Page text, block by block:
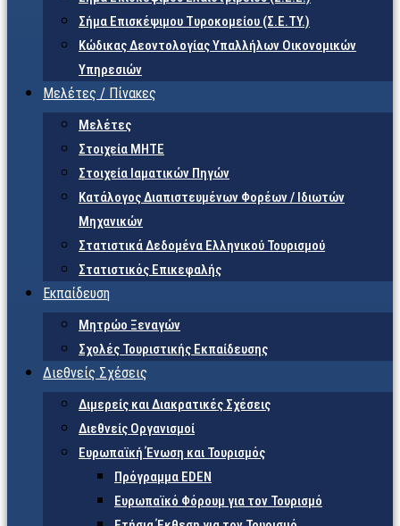
Σήμα Επισκέψιμου Τυροκομείου (Σ.Ε.TY.)
Κώδικας Δεοντολογίας Υπαλλήλων Οικονομικών
Υπηρεσιών
Μελέτες / Πίνακες
Μελέτες
Στοιχεία ΜΗΤΕ
Στοιχεία Ιαματικών Πηγών
Κατάλογος Διαπιστευμένων Φορέων / Ιδιωτών
Μηχανικών
Στατιστικά Δεδομένα Ελληνικού Τουρισμού
Στατιστικός Επικεφαλής
Εκπαίδευση
Μητρώο Ξεναγών
Σχολές Τουριστικής Εκπαίδευσης
Διεθνείς Σχέσεις
Διμερείς και Διακρατικές Σχέσεις
Διεθνείς Οργανισμοί
Ευρωπαϊκή Ένωση και Τουρισμός
Πρόγραμμα EDEN
Ευρωπαϊκό Φόρουμ για τον Τουρισμό